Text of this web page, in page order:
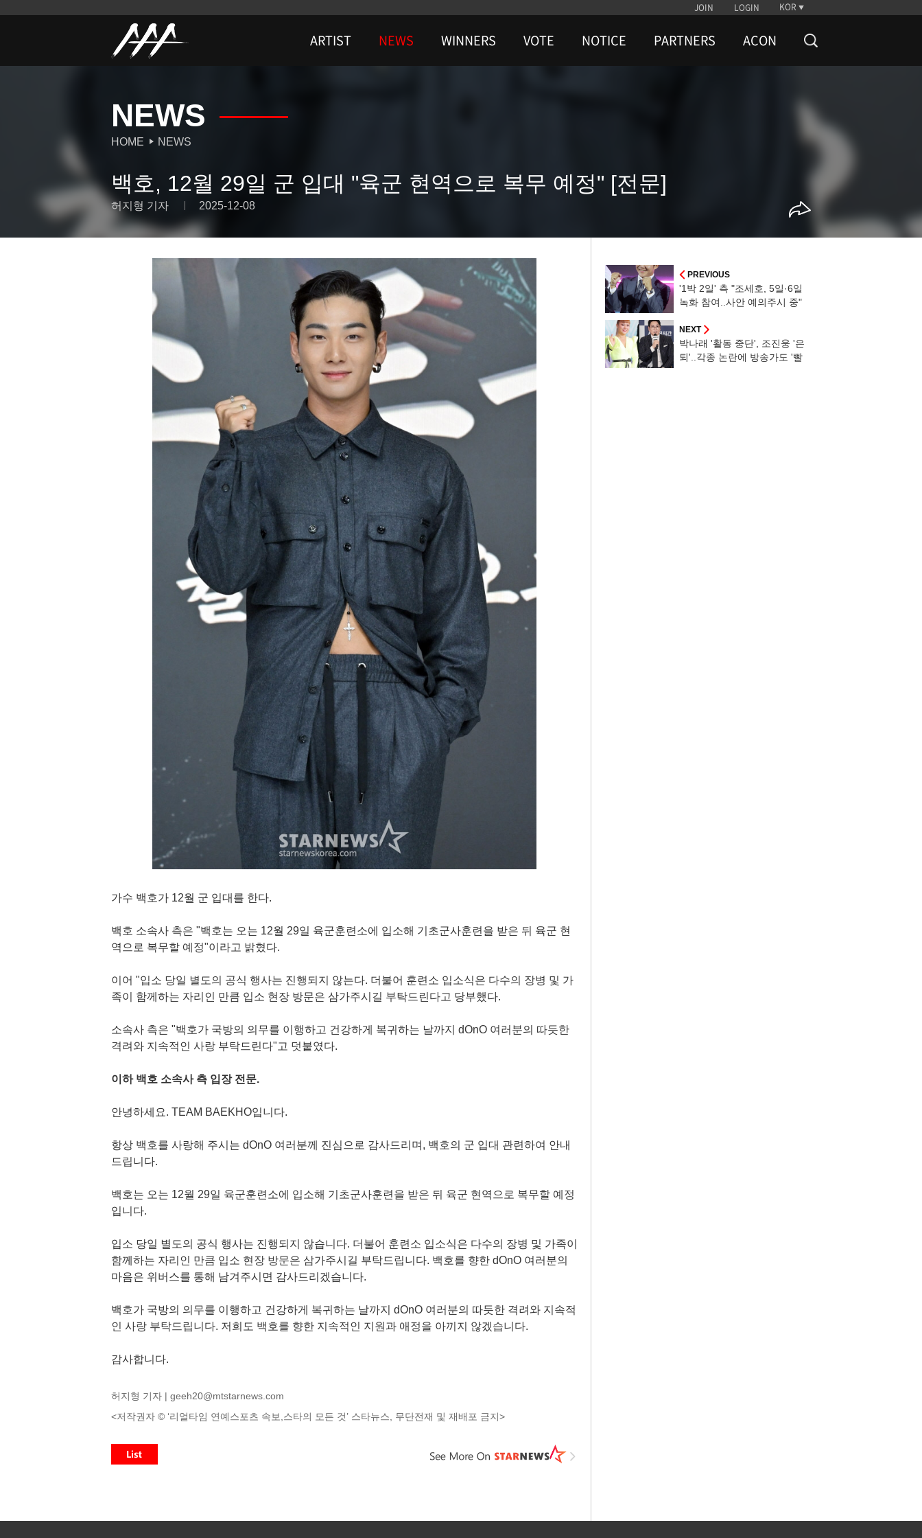
JOIN LOGIN KOR
ARTIST NEWS WINNERS VOTE NOTICE PARTNERS ACON
NEWS
HOME NEWS
백호, 12월 29일 군 입대 "육군 현역으로 복무 예정" [전문]
허지형 기자 2025-12-08
가수 백호가 12월 군 입대를 한다.
백호 소속사 측은 "백호는 오는 12월 29일 육군훈련소에 입소해 기초군사훈련을 받은 뒤 육군 현
역으로 복무할 예정"이라고 밝혔다.
이어 "입소 당일 별도의 공식 행사는 진행되지 않는다. 더불어 훈련소 입소식은 다수의 장병 및 가
족이 함께하는 자리인 만큼 입소 현장 방문은 삼가주시길 부탁드린다고 당부했다.
소속사 측은 "백호가 국방의 의무를 이행하고 건강하게 복귀하는 날까지 dOnO 여러분의 따듯한
격려와 지속적인 사랑 부탁드린다"고 덧붙였다.
이하 백호 소속사 측 입장 전문.
안녕하세요. TEAM BAEKHO입니다.
항상 백호를 사랑해 주시는 dOnO 여러분께 진심으로 감사드리며, 백호의 군 입대 관련하여 안내
드립니다.
백호는 오는 12월 29일 육군훈련소에 입소해 기초군사훈련을 받은 뒤 육군 현역으로 복무할 예정
입니다.
입소 당일 별도의 공식 행사는 진행되지 않습니다. 더불어 훈련소 입소식은 다수의 장병 및 가족이
함께하는 자리인 만큼 입소 현장 방문은 삼가주시길 부탁드립니다. 백호를 향한 dOnO 여러분의
마음은 위버스를 통해 남겨주시면 감사드리겠습니다.
백호가 국방의 의무를 이행하고 건강하게 복귀하는 날까지 dOnO 여러분의 따듯한 격려와 지속적
인 사랑 부탁드립니다. 저희도 백호를 향한 지속적인 지원과 애정을 아끼지 않겠습니다.
감사합니다.
허지형 기자 | geeh20@mtstarnews.com
<저작권자 © ‘리얼타임 연예스포츠 속보,스타의 모든 것’ 스타뉴스, 무단전재 및 재배포 금지>
PREVIOUS
'1박 2일' 측 "조세호, 5일·6일
녹화 참여..사안 예의주시 중"
NEXT
박나래 '활동 중단', 조진웅 '은
퇴'..각종 논란에 방송가도 '빨